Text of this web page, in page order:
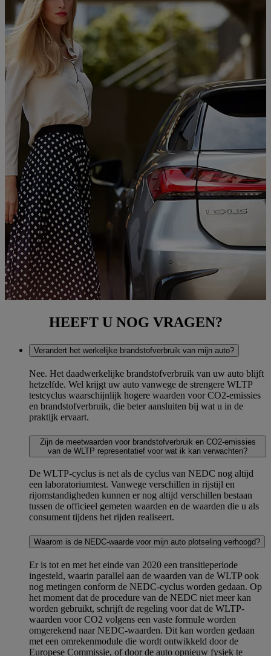
HEEFT U NOG VRAGEN?
Verandert het werkelijke brandstofverbruik van mijn auto?
Nee. Het daadwerkelijke brandstofverbruik van uw auto blijft
hetzelfde. Wel krijgt uw auto vanwege de strengere WLTP
testcyclus waarschijnlijk hogere waarden voor CO2-emissies
en brandstofverbruik, die beter aansluiten bij wat u in de
praktijk ervaart.
Zijn de meetwaarden voor brandstofverbruik en CO2-emissies
van de WLTP representatief voor wat ik kan verwachten?
De WLTP-cyclus is net als de cyclus van NEDC nog altijd
een laboratoriumtest. Vanwege verschillen in rijstijl en
rijomstandigheden kunnen er nog altijd verschillen bestaan
tussen de officieel gemeten waarden en de waarden die u als
consument tijdens het rijden realiseert.
Waarom is de NEDC-waarde voor mijn auto plotseling verhoogd?
Er is tot en met het einde van 2020 een transitieperiode
ingesteld, waarin parallel aan de waarden van de WLTP ook
nog metingen conform de NEDC-cyclus worden gedaan. Op
het moment dat de procedure van de NEDC niet meer kan
worden gebruikt, schrijft de regeling voor dat de WLTP-
waarden voor CO2 volgens een vaste formule worden
omgerekend naar NEDC-waarden. Dit kan worden gedaan
met een omrekenmodule die wordt ontwikkeld door de
Europese Commissie, of door de auto opnieuw fysiek te